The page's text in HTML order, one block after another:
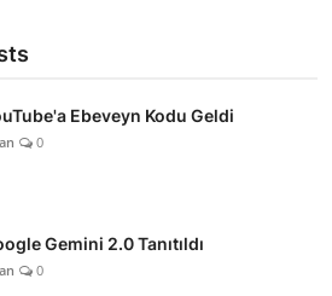
Ebeveyn Kodu Geldi
0
Gemini 2.0 Tanıtıldı
0